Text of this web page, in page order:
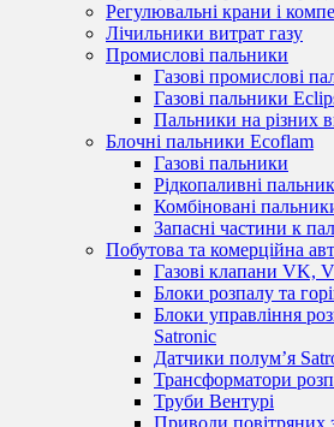
Регулювальні крани і
Лічильники витрат газу
Промислові пальники
Газові промислові
Газові пальники
Пальники на різних
Блочні пальники Ecoflam
Газові пальники
Рідкопаливні
Комбіновані
Запасні частини к
Побутова та комерційна
Газові клапани VK,
Блоки розпалу та
Блоки управління
Satronic
Датчики полум’я
Трансформатори
Труби Вентурі
Приводи повітряних